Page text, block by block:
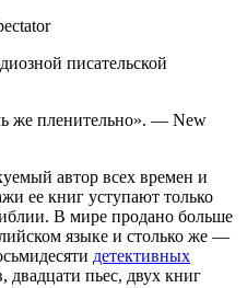
писательской
же пленительно». — New
автор всех времен и
ее книг уступают только
В мире продано больше
языке и столько же —
детективных
двадцати пьес, двух книг